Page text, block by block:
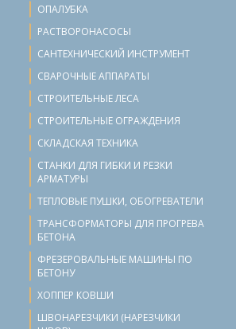
ОПАЛУБКА
РАСТВОРОНАСОСЫ
САНТЕХНИЧЕСКИЙ ИНСТРУМЕНТ
СВАРОЧНЫЕ АППАРАТЫ
СТРОИТЕЛЬНЫЕ ЛЕСА
СТРОИТЕЛЬНЫЕ ОГРАЖДЕНИЯ
СКЛАДСКАЯ ТЕХНИКА
СТАНКИ ДЛЯ ГИБКИ И РЕЗКИ
АРМАТУРЫ
ТЕПЛОВЫЕ ПУШКИ, ОБОГРЕВАТЕЛИ
ТРАНСФОРМАТОРЫ ДЛЯ ПРОГРЕВА
БЕТОНА
ФРЕЗЕРОВАЛЬНЫЕ МАШИНЫ ПО
БЕТОНУ
ХОППЕР КОВШИ
ШВОНАРЕЗЧИКИ (НАРЕЗЧИКИ